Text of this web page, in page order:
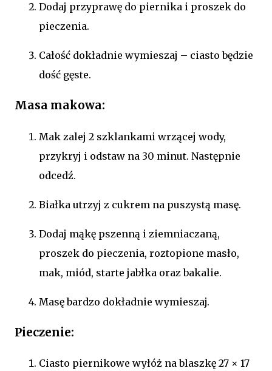
Dodaj przyprawę do piernika i proszek do
pieczenia.
Całość dokładnie wymieszaj – ciasto będzie
dość gęste.
Masa makowa:
Mak zalej 2 szklankami wrzącej wody,
przykryj i odstaw na 30 minut. Następnie
odcedź.
Białka utrzyj z cukrem na puszystą masę.
Dodaj mąkę pszenną i ziemniaczaną,
proszek do pieczenia, roztopione masło,
mak, miód, starte jabłka oraz bakalie.
Masę bardzo dokładnie wymieszaj.
Pieczenie:
Ciasto piernikowe wyłóż na blaszkę 27 × 17